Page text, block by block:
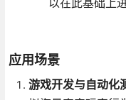
应用场景
游戏开发与自动化